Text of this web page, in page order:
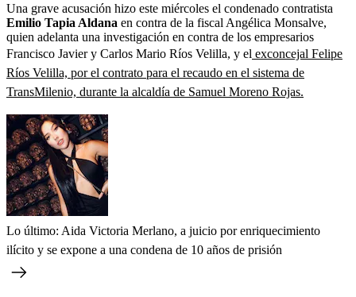
Una grave acusación hizo este miércoles el condenado contratista
Emilio Tapia Aldana en contra de la fiscal Angélica Monsalve,
quien adelanta una investigación en contra de los empresarios
Francisco Javier y Carlos Mario Ríos Velilla, y el exconcejal Felipe
Ríos Velilla, por el contrato para el recaudo en el sistema de
TransMilenio, durante la alcaldía de Samuel Moreno Rojas.
Lo último: Aida Victoria Merlano, a juicio por enriquecimiento
ilícito y se expone a una condena de 10 años de prisión